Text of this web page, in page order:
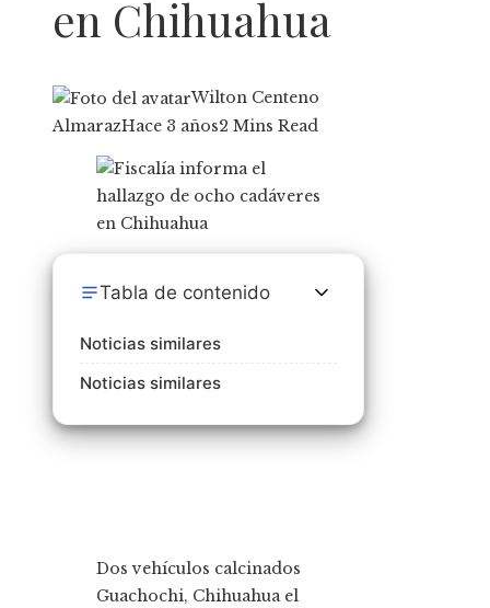
en Chihuahua
Wilton Centeno
AlmarazHace 3 años2 Mins Read
Tabla de contenido
Noticias similares
Noticias similares
Dos vehículos calcinados
Guachochi, Chihuahua el